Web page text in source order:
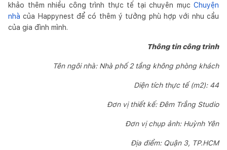
khảo thêm nhiều công trình thực tế tại chuyên mục Chuyện
nhà của Happynest để có thêm ý tưởng phù hợp với nhu cầu
của gia đình mình.
Thông tin công trình
Tên ngôi nhà: Nhà phố 2 tầng không phòng khách
Diện tích thực tế (m2): 44
Đơn vị thiết kế: Đêm Trắng Studio
Đơn vị chụp ảnh: Huỳnh Yên
Địa điểm: Quận 3, TP.HCM